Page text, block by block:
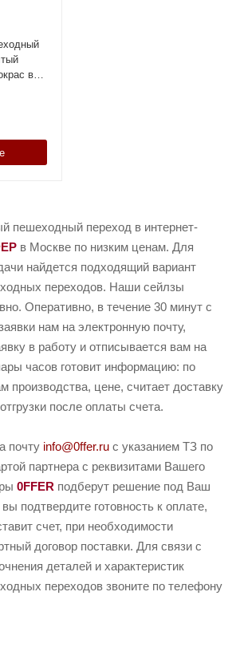
в
50
пешеходный переход в интернет-
в Москве по низким ценам. Для
найдется подходящий вариант
переходов. Наши сейлзы
Оперативно, в течение 30 минут с
нам на электронную почту,
в работу и отписывается вам на
часов готовит информацию: по
производства, цене, считает доставку
после оплаты счета.
почту info@0ffer.ru с указанием ТЗ по
партнера с реквизитами Вашего
0FFER подберут решение под Ваш
подтвердите готовность к оплате,
счет, при необходимости
договор поставки. Для связи с
деталей и характеристик
переходов звоните по телефону